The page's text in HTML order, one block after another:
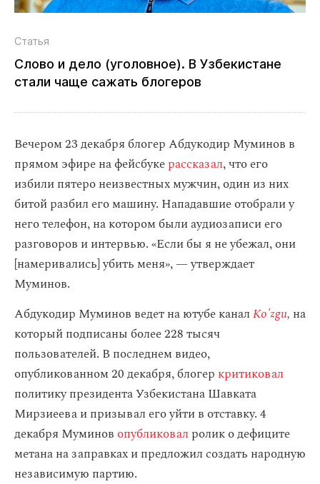
Статья
Слово и дело (уголовное). В Узбекистане
стали чаще сажать блогеров
Вечером 23 декабря блогер Абдукодир Муминов в
прямом эфире на фейсбукерассказал, что его
избили пятеро неизвестных мужчин, один из них
битой разбил его машину. Нападавшие отобрали у
него телефон, на котором были аудиозаписи его
разговоров и интервью. «Если бы я не убежал, они
[намеривались] убить меня», — утверждает
Муминов.
Абдукодир Муминов ведет на ютубе каналKo'zgu, на
который подписаны более 228 тысяч
пользователей. В последнем видео,
опубликованном 20 декабря, блогер критиковал
политику президента Узбекистана Шавката
Мирзиеева и призывал его уйти в отставку. 4
декабря Муминов опубликовал ролик о дефиците
метана на заправках и предложил создать народную
независимую партию.